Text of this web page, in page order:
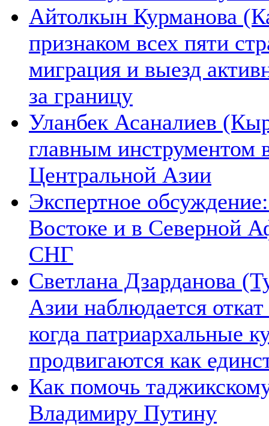
Айтолкын Курманова
признаком всех пяти
миграция и выезд
за границу
Уланбек Асаналиев
главным инструментом
Центральной Азии
Экспертное
Востоке и в Северной
СНГ
Светлана Дзарданова
Азии наблюдается
когда патриархальные
продвигаются как
Как помочь
Владимиру Путину